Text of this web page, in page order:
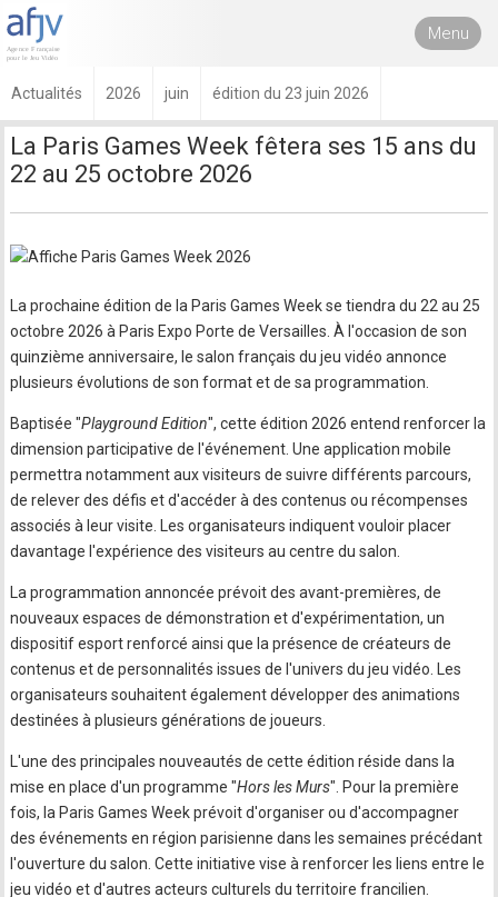
Menu
Actualités 2026 juin édition du 23 juin 2026
La Paris Games Week fêtera ses 15 ans du
22 au 25 octobre 2026
La prochaine édition de la Paris Games Week se tiendra du 22 au 25
octobre 2026 à Paris Expo Porte de Versailles. À l'occasion de son
quinzième anniversaire, le salon français du jeu vidéo annonce
plusieurs évolutions de son format et de sa programmation.
Baptisée "Playground Edition", cette édition 2026 entend renforcer la
dimension participative de l'événement. Une application mobile
permettra notamment aux visiteurs de suivre différents parcours,
de relever des défis et d'accéder à des contenus ou récompenses
associés à leur visite. Les organisateurs indiquent vouloir placer
davantage l'expérience des visiteurs au centre du salon.
La programmation annoncée prévoit des avant-premières, de
nouveaux espaces de démonstration et d'expérimentation, un
dispositif esport renforcé ainsi que la présence de créateurs de
contenus et de personnalités issues de l'univers du jeu vidéo. Les
organisateurs souhaitent également développer des animations
destinées à plusieurs générations de joueurs.
L'une des principales nouveautés de cette édition réside dans la
mise en place d'un programme "Hors les Murs". Pour la première
fois, la Paris Games Week prévoit d'organiser ou d'accompagner
des événements en région parisienne dans les semaines précédant
l'ouverture du salon. Cette initiative vise à renforcer les liens entre le
jeu vidéo et d'autres acteurs culturels du territoire francilien.